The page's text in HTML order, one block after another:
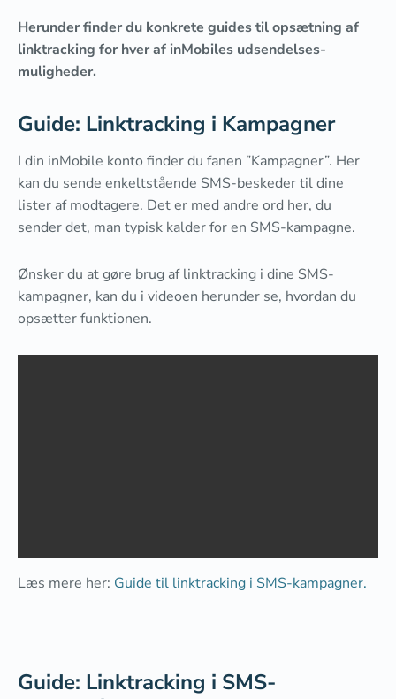
Herunder finder du konkrete guides til opsætning af
linktracking for hver af inMobiles udsendelses-
muligheder.
Guide: Linktracking i Kampagner
I din inMobile konto finder du fanen ”Kampagner”. Her
kan du sende enkeltstående SMS-beskeder til dine
lister af modtagere. Det er med andre ord her, du
sender det, man typisk kalder for en SMS-kampagne.
Ønsker du at gøre brug af linktracking i dine SMS-
kampagner, kan du i videoen herunder se, hvordan du
opsætter funktionen.
Læs mere her: Guide til linktracking i SMS-kampagner.
Guide: Linktracking i SMS-